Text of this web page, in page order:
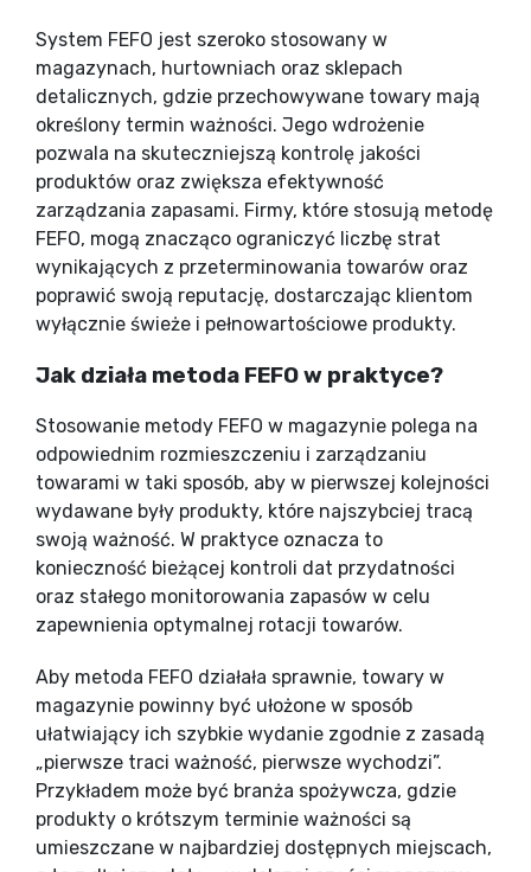
System FEFO jest szeroko stosowany w
magazynach, hurtowniach oraz sklepach
detalicznych, gdzie przechowywane towary mają
określony termin ważności. Jego wdrożenie
pozwala na skuteczniejszą kontrolę jakości
produktów oraz zwiększa efektywność
zarządzania zapasami. Firmy, które stosują metodę
FEFO, mogą znacząco ograniczyć liczbę strat
wynikających z przeterminowania towarów oraz
poprawić swoją reputację, dostarczając klientom
wyłącznie świeże i pełnowartościowe produkty.
Jak działa metoda FEFO w praktyce?
Stosowanie metody FEFO w magazynie polega na
odpowiednim rozmieszczeniu i zarządzaniu
towarami w taki sposób, aby w pierwszej kolejności
wydawane były produkty, które najszybciej tracą
swoją ważność. W praktyce oznacza to
konieczność bieżącej kontroli dat przydatności
oraz stałego monitorowania zapasów w celu
zapewnienia optymalnej rotacji towarów.
Aby metoda FEFO działała sprawnie, towary w
magazynie powinny być ułożone w sposób
ułatwiający ich szybkie wydanie zgodnie z zasadą
„pierwsze traci ważność, pierwsze wychodzi”.
Przykładem może być branża spożywcza, gdzie
produkty o krótszym terminie ważności są
umieszczane w najbardziej dostępnych miejscach,